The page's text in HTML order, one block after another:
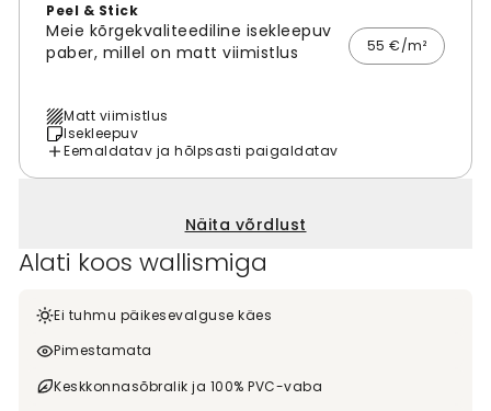
Peel & Stick
Meie kõrgekvaliteediline isekleepuv
paber, millel on matt viimistlus
55 €/m²
Matt viimistlus
Isekleepuv
Eemaldatav ja hõlpsasti paigaldatav
Näita võrdlust
Alati koos wallismiga
Ei tuhmu päikesevalguse käes
Pimestamata
Keskkonnasõbralik ja 100% PVC-vaba